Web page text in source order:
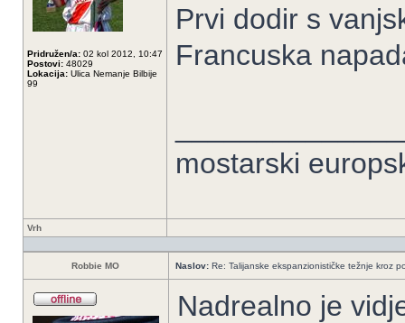
Pridružen/a: 02 kol 2012, 10:47
Postovi: 48029
Lokacija: Ulica Nemanje Bilbije
99
Prvi dodir s
Francuska
mostarski
Vrh
Robbie MO Naslov: Re: Talijanske ekspanzionističke težnje kroz
Nadrealno je